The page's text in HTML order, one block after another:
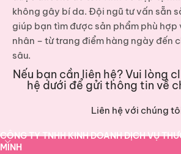
không gây bí da. Đội ngũ tư vấn sẵn
giúp bạn tìm được sản phẩm phù hợp
nhân – từ trang điểm hàng ngày đến
sâu.
Nếu bạn cần liên hệ? Vui lòng
hệ dưới để gửi thông tin về
Liên hệ với chúng
CÔNG TY TNHH KINH DOANH DỊCH VỤ
MINH